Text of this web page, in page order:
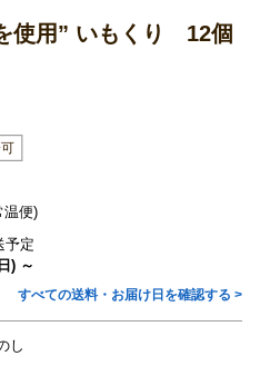
使用” いもくり 12個
温便)
予定
) ～
すべての送料・お届け日を確認する >
し